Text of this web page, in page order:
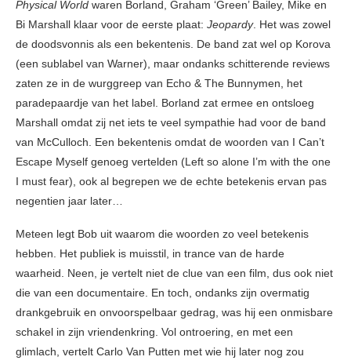
Physical World waren Borland, Graham ‘Green’ Bailey, Mike en
Bi Marshall klaar voor de eerste plaat: Jeopardy. Het was zowel
de doodsvonnis als een bekentenis. De band zat wel op Korova
(een sublabel van Warner), maar ondanks schitterende reviews
zaten ze in de wurggreep van Echo & The Bunnymen, het
paradepaardje van het label. Borland zat ermee en ontsloeg
Marshall omdat zij net iets te veel sympathie had voor de band
van McCulloch. Een bekentenis omdat de woorden van I Can’t
Escape Myself genoeg vertelden (Left so alone I’m with the one
I must fear), ook al begrepen we de echte betekenis ervan pas
negentien jaar later…
Meteen legt Bob uit waarom die woorden zo veel betekenis
hebben. Het publiek is muisstil, in trance van de harde
waarheid. Neen, je vertelt niet de clue van een film, dus ook niet
die van een documentaire. En toch, ondanks zijn overmatig
drankgebruik en onvoorspelbaar gedrag, was hij een onmisbare
schakel in zijn vriendenkring. Vol ontroering, en met een
glimlach, vertelt Carlo Van Putten met wie hij later nog zou